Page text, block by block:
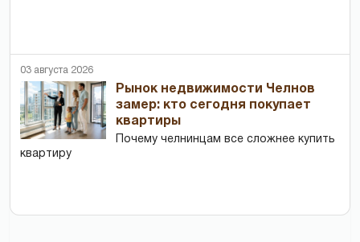
03 августа 2026
Рынок недвижимости Челнов
замер: кто сегодня покупает
квартиры
Почему челнинцам все сложнее купить
квартиру